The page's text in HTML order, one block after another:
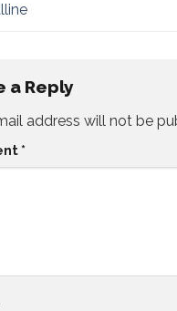
a Reply
address will not be
*